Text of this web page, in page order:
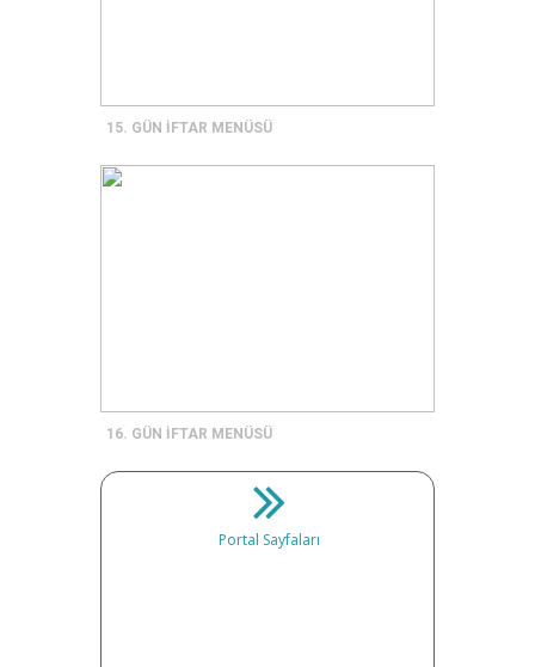
15. GÜN İFTAR MENÜSÜ
16. GÜN İFTAR MENÜSÜ
Portal Sayfaları